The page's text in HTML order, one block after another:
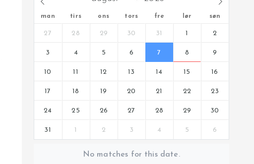
man tirs ons tors fre lør søn
27 28 29 30 31 1 2
3 4 5 6 7 8 9
10 11 12 13 14 15 16
17 18 19 20 21 22 23
24 25 26 27 28 29 30
31 1 2 3 4 5 6
No matches for this date.